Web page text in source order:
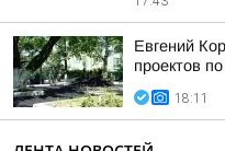
Евгений
проектов
18:11